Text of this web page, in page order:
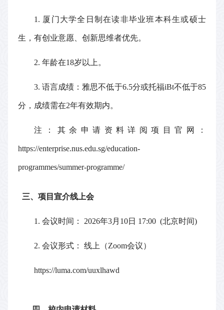
1. 厦门大学全日制在读非毕业班本科生或硕士
生，有创业意愿、创新思维者优先。
2. 年龄在18岁以上。
3.语言成绩：雅思不低于6.5分或托福iBt不低于85
分，成绩需在2年有效期内。
注：其余申请资料详阅项目官网：
https://enterprise.nus.edu.sg/education-
programmes/summer-programme/
三、项目宣介线上会
1. 会议时间： 2026年3月 10日 17:00 (北京时间)
2. 会议形式： 线上（Zoom会议）
https://luma.com/uuxlhawd